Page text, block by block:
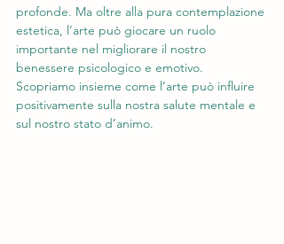
profonde. Ma oltre alla pura contemplazione
estetica, l’arte può giocare un ruolo
importante nel migliorare il nostro
benessere psicologico e emotivo.
Scopriamo insieme come l’arte può influire
positivamente sulla nostra salute mentale e
sul nostro stato d’animo.